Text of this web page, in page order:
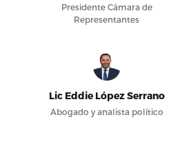
Presidente Cámara de
Representantes
Lic Eddie López Serrano
Abogado y analista político